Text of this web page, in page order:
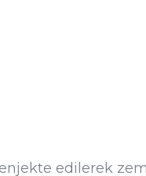
enjekte edilerek